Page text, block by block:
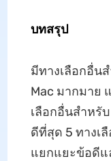
บทสรุป
มีทางเลือกอื่น
Mac มากมาย
เลือกอื่นสำหรั
ดีที่สุด 5 ทางเ
แยกแยะข้อดีแ